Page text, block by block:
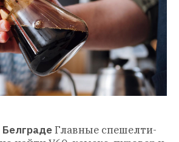
БелградеГлавные спешелти-